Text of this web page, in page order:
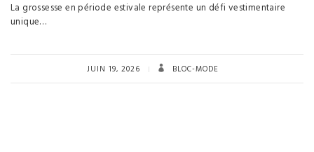
La grossesse en période estivale représente un défi vestimentaire
unique…
JUIN 19, 2026 BLOC-MODE